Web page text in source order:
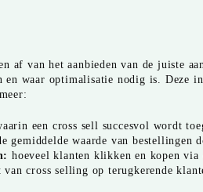
af van het aanbieden van de juiste
waar optimalisatie nodig is. Deze
een cross sell succesvol wordt
gemiddelde waarde van bestellingen
hoeveel klanten klikken en kopen via
cross selling op terugkerende